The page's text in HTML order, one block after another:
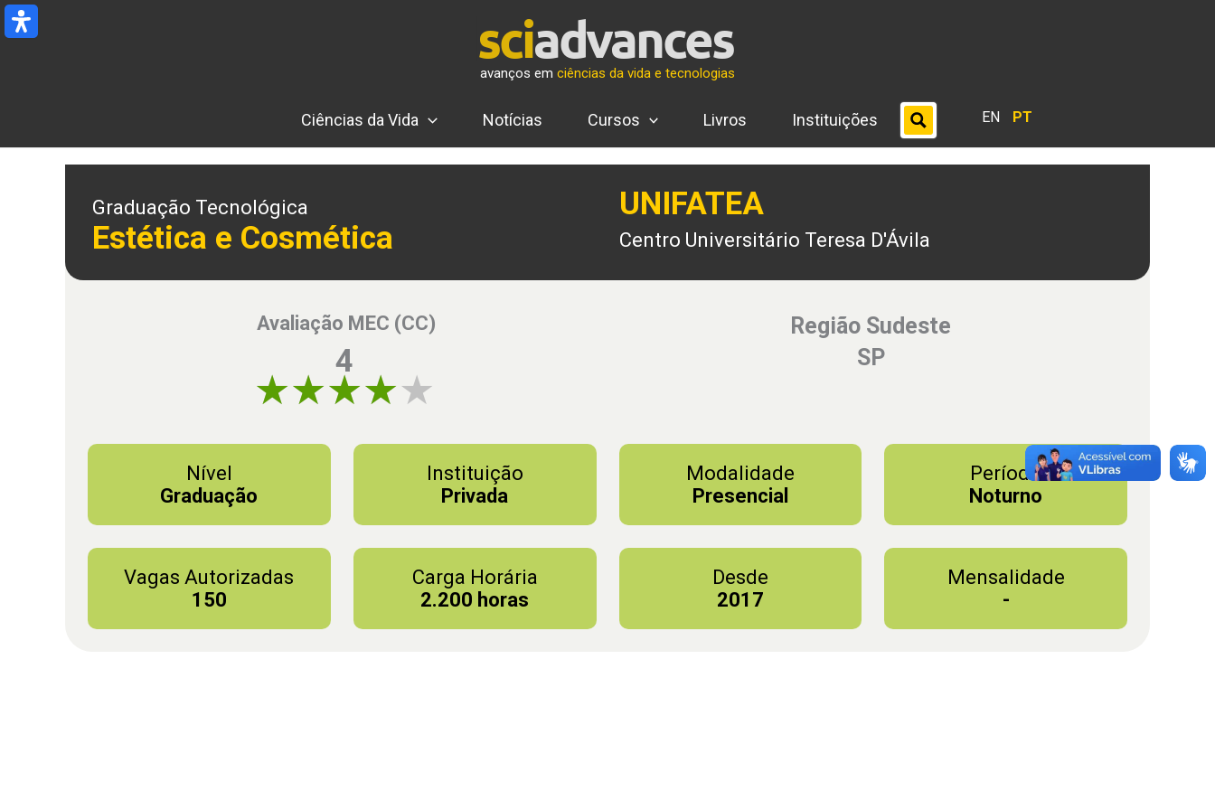
Ir
para
avanços em ciências da vida e tecnologias
Ciências da Vida Notícias Cursos Livros Instituições EN PT
Graduação Tecnológica
Estética e Cosmética
UNIFATEA
Centro Universitário Teresa D'Ávila
Avaliação MEC (CC)
4
Região Sudeste
SP
Nível
Graduação
Instituição
Privada
Modalidade
Presencial
Período
Noturno
Vagas Autorizadas
150
Carga Horária
2.200 horas
Desde
2017
Mensalidade
-